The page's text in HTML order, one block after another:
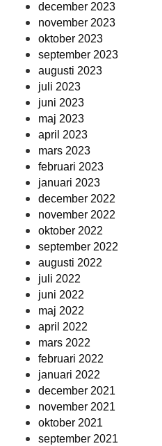
december 2023
november 2023
oktober 2023
september 2023
augusti 2023
juli 2023
juni 2023
maj 2023
april 2023
mars 2023
februari 2023
januari 2023
december 2022
november 2022
oktober 2022
september 2022
augusti 2022
juli 2022
juni 2022
maj 2022
april 2022
mars 2022
februari 2022
januari 2022
december 2021
november 2021
oktober 2021
september 2021